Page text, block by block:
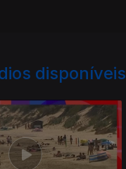
disponíveis